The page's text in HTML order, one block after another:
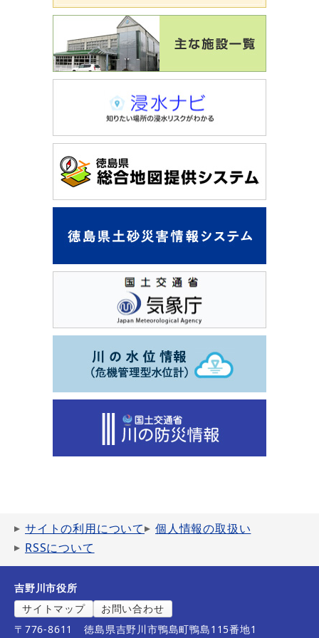
サイトの利用について
個人情報の取扱い
RSSについて
吉野川市役所
サイトマップ
お問い合わせ
〒776-8611
徳島県吉野川市鴨島町鴨島115番地1